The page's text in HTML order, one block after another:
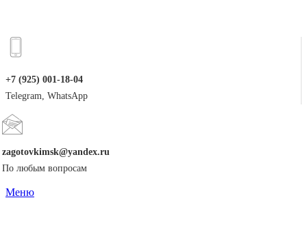
+7 (925) 001-18-04
Telegram, WhatsApp
zagotovkimsk@yandex.ru
По любым вопросам
Меню